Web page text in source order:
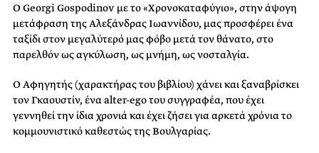
Ο Georgi Gospodinov με το «Χρονοκαταφύγιο», στην άψογη
μετάφραση της Αλεξάνδρας Ιωαννίδου, μας προσφέρει ένα
ταξίδι στον μεγαλύτερό μας φόβο μετά τον θάνατο, στο
παρελθόν ως αγκύλωση, ως μνήμη, ως νοσταλγία.
Ο Αφηγητής (χαρακτήρας του βιβλίου) χάνει και ξαναβρίσκει
τον Γκαουστίν, ένα alter-ego του συγγραφέα, που έχει
γεννηθεί την ίδια χρονιά και έχει ζήσει για αρκετά χρόνια το
κομμουνιστικό καθεστώς της Βουλγαρίας.